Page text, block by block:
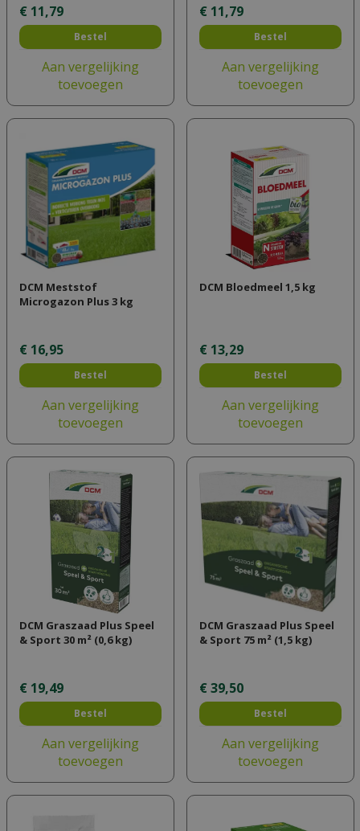
€ 11,79
Bestel
Aan vergelijking
toevoegen
€ 11,79
Bestel
Aan vergelijking
toevoegen
DCM Meststof
Microgazon Plus 3 kg
€ 16,95
Bestel
Aan vergelijking
toevoegen
DCM Bloedmeel 1,5 kg
€ 13,29
Bestel
Aan vergelijking
toevoegen
DCM Graszaad Plus Speel
& Sport 30 m² (0,6 kg)
€ 19,49
Bestel
Aan vergelijking
toevoegen
DCM Graszaad Plus Speel
& Sport 75 m² (1,5 kg)
€ 39,50
Bestel
Aan vergelijking
toevoegen